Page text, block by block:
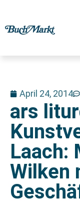
April 24, 2014
ars
Laach:
Wilken